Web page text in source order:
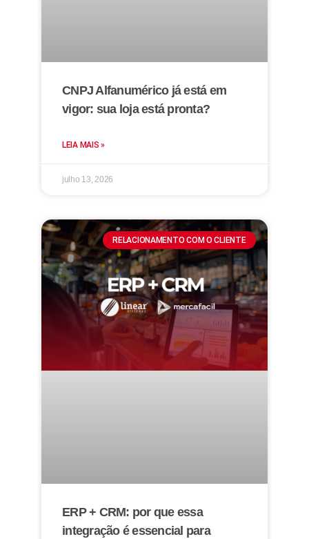
CNPJ Alfanumérico já está em
vigor: sua loja está pronta?
LEIA MAIS »
julho 13, 2026
RELACIONAMENTO COM O CLIENTE
ERP + CRM: por que essa
integração é essencial para